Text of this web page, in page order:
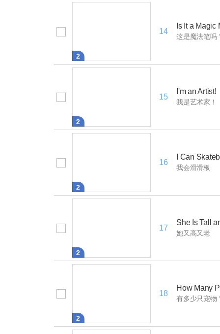
2
14
Is It a Magic
这是魔法笔吗
2
15
I'm an Artist!
我是艺术家！
2
16
I Can
我会滑滑板
2
17
She Is Tall
她又高又老
2
18
How Many
有多少只宠物